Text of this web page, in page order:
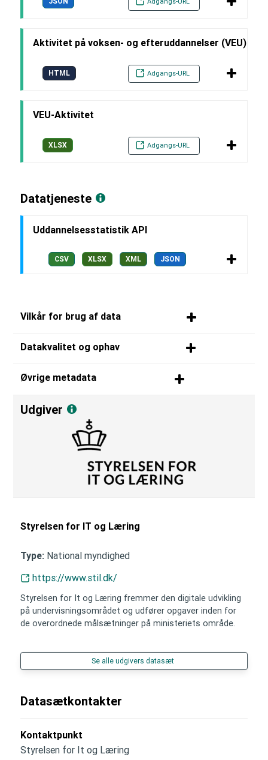
Aktivitet på voksen- og efteruddannelser (VEU)
HTML Adgangs-URL
VEU-Aktivitet
XLSX Adgangs-URL
Datatjeneste
Uddannelsesstatistik API
CSV XLSX XML JSON
Vilkår for brug af data
Datakvalitet og ophav
Øvrige metadata
Udgiver
Styrelsen for IT og Læring
Type: National myndighed
https://www.stil.dk/
Styrelsen for It og Læring fremmer den digitale udvikling
på undervisningsområdet og udfører opgaver inden for
de overordnede målsætninger på ministeriets område.
Se alle udgivers datasæt
Datasætkontakter
Kontaktpunkt
Styrelsen for It og Læring